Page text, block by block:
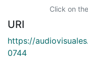
Click on
URI
https://
0744